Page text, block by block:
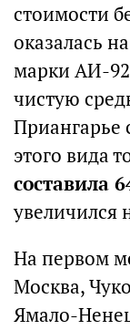
стоимости
оказалась
марки АИ-
чистую
Приангарье
этого вида
составила
увеличился
На первом
Москва,
Ямало-